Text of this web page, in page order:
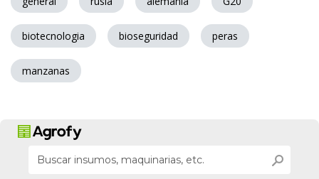
biotecnologia bioseguridad peras
manzanas